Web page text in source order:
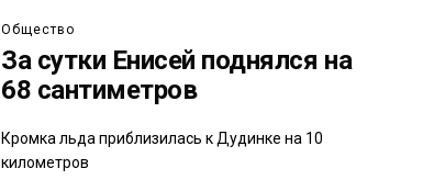
Общество
За сутки Енисей поднялся на
68 сантиметров
Кромка льда приблизилась к Дудинке на 10
километров